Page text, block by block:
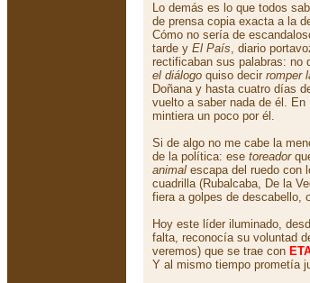
Lo demás es lo que todos
de prensa copia exacta a la
Cómo no sería de
tarde y El País, diario
rectificaban sus palabras: no
el diálogo quiso decir romper
Doñana y hasta cuatro días
vuelto a saber nada de él. En
mintiera un poco por él.
Si de algo no me cabe la
de la política: ese toreador
animal escapa del ruedo con
cuadrilla (Rubalcaba, De la
fiera a golpes de descabello,
Hoy este líder iluminado,
falta, reconocía su voluntad
veremos) que se trae con
Y al mismo tiempo prometía